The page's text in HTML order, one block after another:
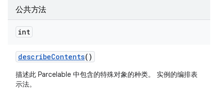
公共方法
int
describeContents()
描述此 Parcelable 中包含的特殊对象的种类。 实例的编排表
示法。